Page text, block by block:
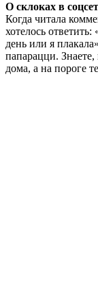
О склоках в
Когда читала
хотелось
день или я
папарацци.
дома, а на пороге